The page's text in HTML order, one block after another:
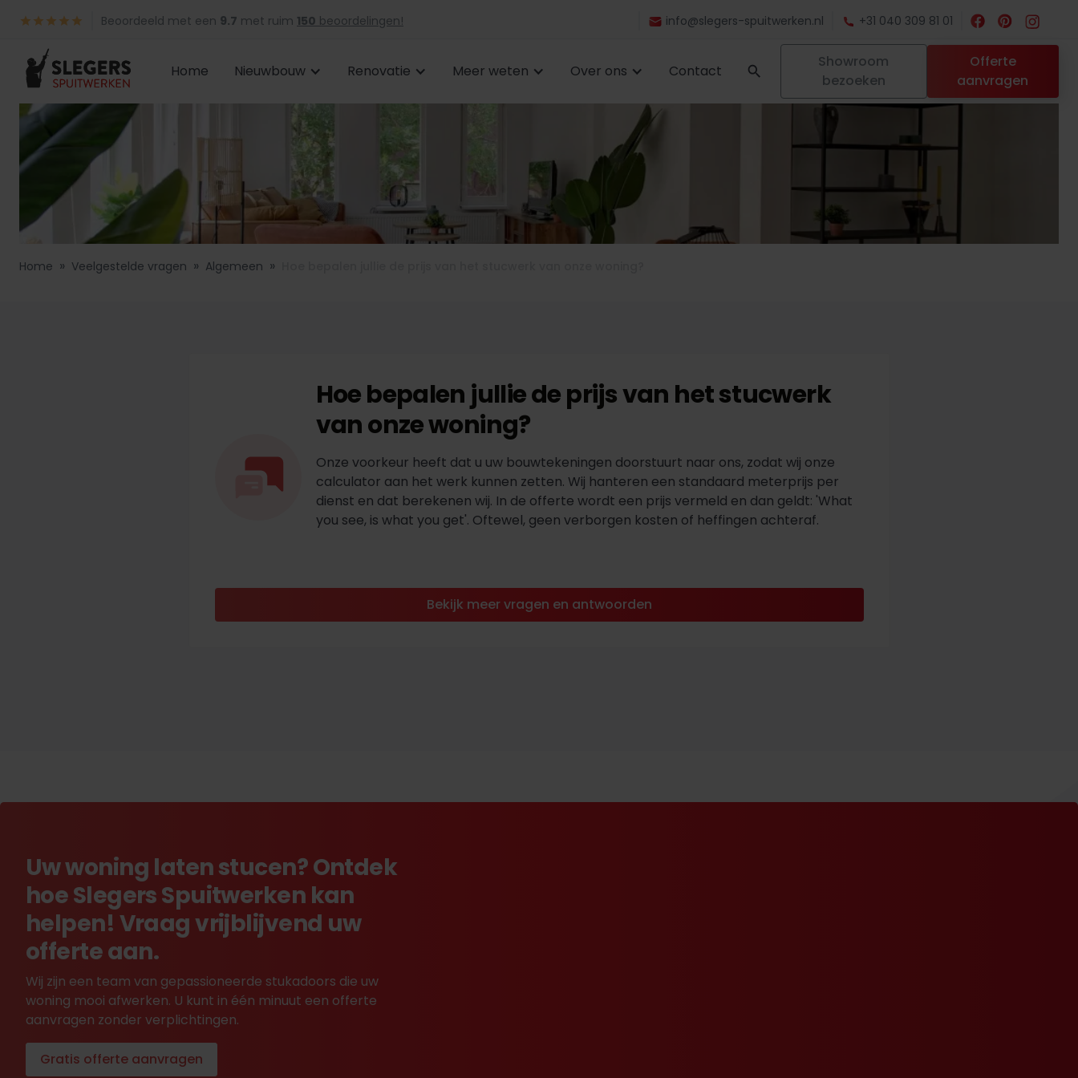
Beoordeeld met een 9.7 met ruim 150 beoordelingen! info@slegers-spuitwerken.nl +31 040 309 81 01
Home Nieuwbouw Renovatie Meer weten Over ons Contact
Showroom
bezoeken
Offerte
aanvragen
Home » Veelgestelde vragen » Algemeen »
Hoe bepalen jullie de prijs van het stucwerk
van onze woning?
Onze voorkeur heeft dat u uw bouwtekeningen doorstuurt naar ons, zodat wij onze
calculator aan het werk kunnen zetten. Wij hanteren een standaard meterprijs per
dienst en dat berekenen wij. In de offerte wordt een prijs vermeld en dan geldt: 'What
you see, is what you get'. Oftewel, geen verborgen kosten of heffingen achteraf.
Bekijk meer vragen en antwoorden
Uw woning laten stucen? Ontdek
hoe Slegers Spuitwerken kan
helpen! Vraag vrijblijvend uw
offerte aan.
Wij zijn een team van gepassioneerde stukadoors die uw
woning mooi afwerken. U kunt in één minuut een offerte
aanvragen zonder verplichtingen.
Gratis offerte aanvragen